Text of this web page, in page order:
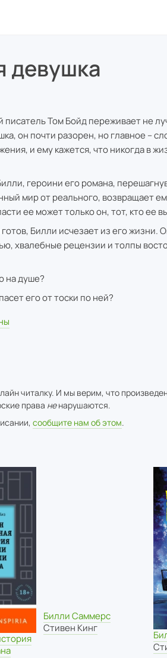
девушка
Том Бойд переживает не
он почти разорен, но главное –
и ему кажется, что никогда в
героини его романа,
мир от реального, возвращает
ее может только он, тот, кто ее
Билли исчезает из его жизни.
хвалебные рецензии и толпы
на душе?
его от тоски по ней?
читалку. И мы верим, что
права ненарушаются.
сообщите нам об этом.
Билли Саммерс
Стивен Кинг